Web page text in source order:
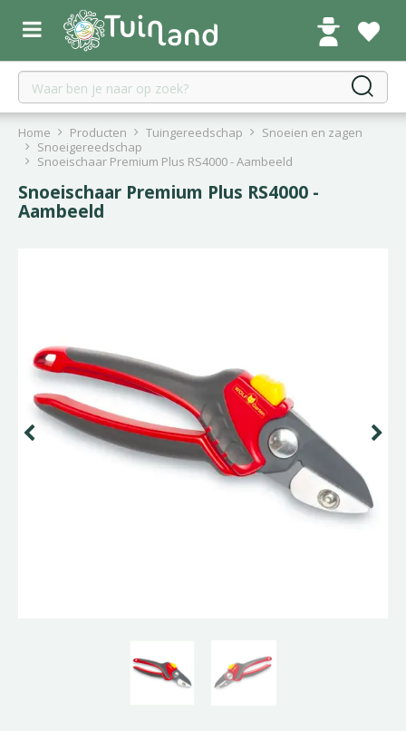
r
Home Producten Tuingereedschap
Snoeien en zagen
Snoeigereedschap
Snoeischaar Premium Plus RS4000 - Aambeeld
Snoeischaar Premium Plus RS4000 -
Aambeeld